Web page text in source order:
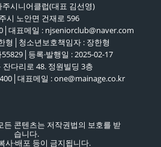
주시니어클럽(대표 김선영)
시 노안면 건재로 596
대표메일 : njseniorclub@naver.com
형│청소년보호책임자 : 장한형
등록·발행일 : 2025-02-17
잔다리로 48. 정원빌딩 3층
대표메일 : one@mainage.co.kr
든 콘텐츠는 저작권법의 보호를 받
습니다.
사·배포 등이 금지됩니다.